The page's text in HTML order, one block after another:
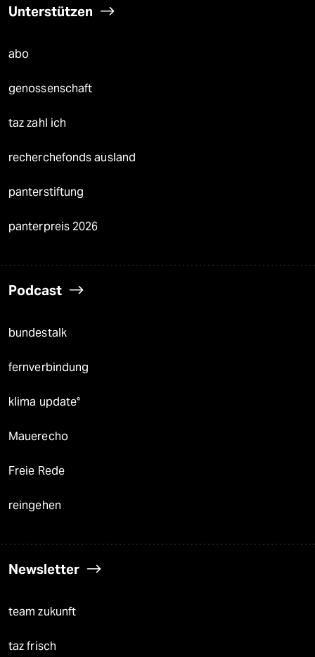
Unterstützen
abo
genossenschaft
taz zahl ich
recherchefonds ausland
panterstiftung
panterpreis 2026
Podcast
bundestalk
fernverbindung
klima update°
Mauerecho
Freie Rede
reingehen
Newsletter
team zukunft
taz frisch